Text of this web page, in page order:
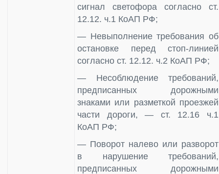
сигнал светофора согласно ст.
12.12. ч.1 КоАП РФ;
— Невыполнение требования об
остановке перед стоп-линией
согласно ст. 12.12. ч.2 КоАП РФ;
— Несоблюдение требований,
предписанных дорожными
знаками или разметкой проезжей
части дороги, — ст. 12.16 ч.1
КоАП РФ;
— Поворот налево или разворот
в нарушение требований,
предписанных дорожными